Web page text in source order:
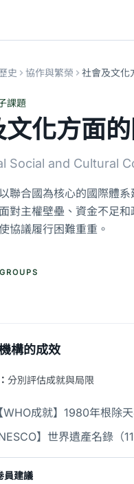
史 協作與繁榮 社會及文化
課題
化方面
Social and Cultural
聯合國為核心的國際體
對主權壁壘、資金不足
協議履行困難重重。
構的成效
分別評估成就與局限
【WHO成就】1980年根除
】世界遺產名錄
員建議